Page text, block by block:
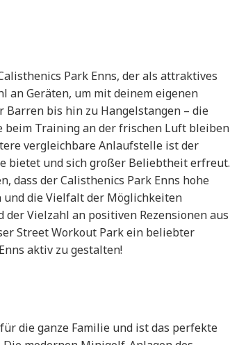
Park Enns, der als attraktives
an Geräten, um mit deinem eigenen
bis hin zu Hangelstangen – die
beim Training an der frischen Luft bleiben
vergleichbare Anlaufstelle ist der
bietet und sich großer Beliebtheit erfreut.
dass der Calisthenics Park Enns hohe
die Vielfalt der Möglichkeiten
Vielzahl an positiven Rezensionen aus
Street Workout Park ein beliebter
aktiv zu gestalten!
die ganze Familie und ist das perfekte